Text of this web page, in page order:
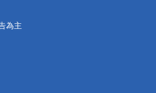
為主